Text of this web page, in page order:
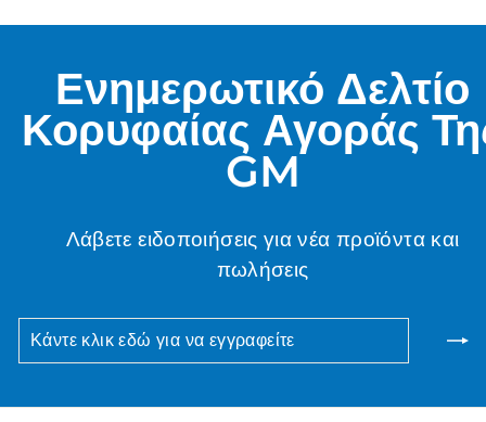
Ενημερωτικό Δελτίο
Κορυφαίας Αγοράς
GM
Λάβετε ειδοποιήσεις για νέα προϊόντα και
πωλήσεις
ΚΛΙΚ
ΕΔΏ